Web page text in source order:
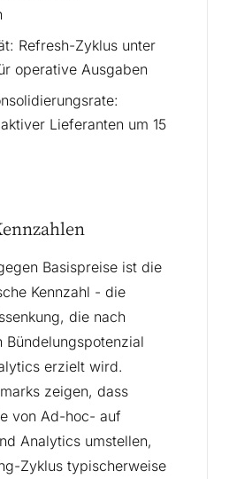
Refresh-Zyklus unter
operative Ausgaben
Lieferanten um 15
Basispreise ist die
Kennzahl - die
die nach
Bündelungspotenzial
erzielt wird.
zeigen, dass
von Ad-hoc- auf
Analytics umstellen,
Zyklus typischerweise